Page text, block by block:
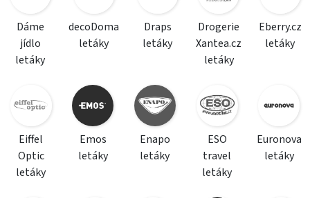
Dáme
jídlo
letáky
decoDoma
letáky
Draps
letáky
Drogerie
Xantea.cz
letáky
Eberry.cz
letáky
Eiffel
Optic
letáky
Emos
letáky
Enapo
letáky
ESO
travel
letáky
Euronova
letáky